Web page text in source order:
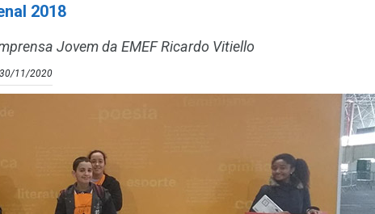
2018
Jovem da EMEF Ricardo Vitiello
30/11/2020